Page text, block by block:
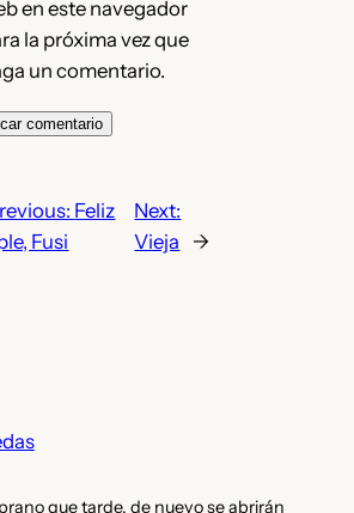
en este navegador
la próxima vez que
un comentario.
Feliz
Fusi
Next:
Vieja
→
que tarde, de nuevo se abrirán